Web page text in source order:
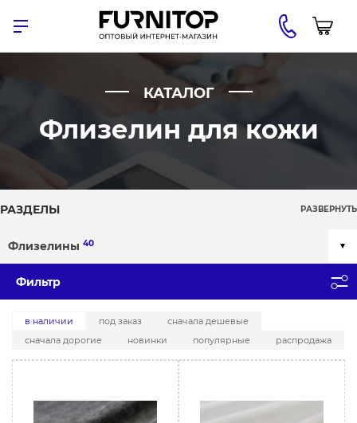
КАТАЛОГ
Флизелин для кожи
РАЗДЕЛЫ РАЗВЕРНУТЬ
Флизелины 40
Фильтр
в наличии под заказ
сначала дешевые
сначала дорогие
новинки популярные распродажа